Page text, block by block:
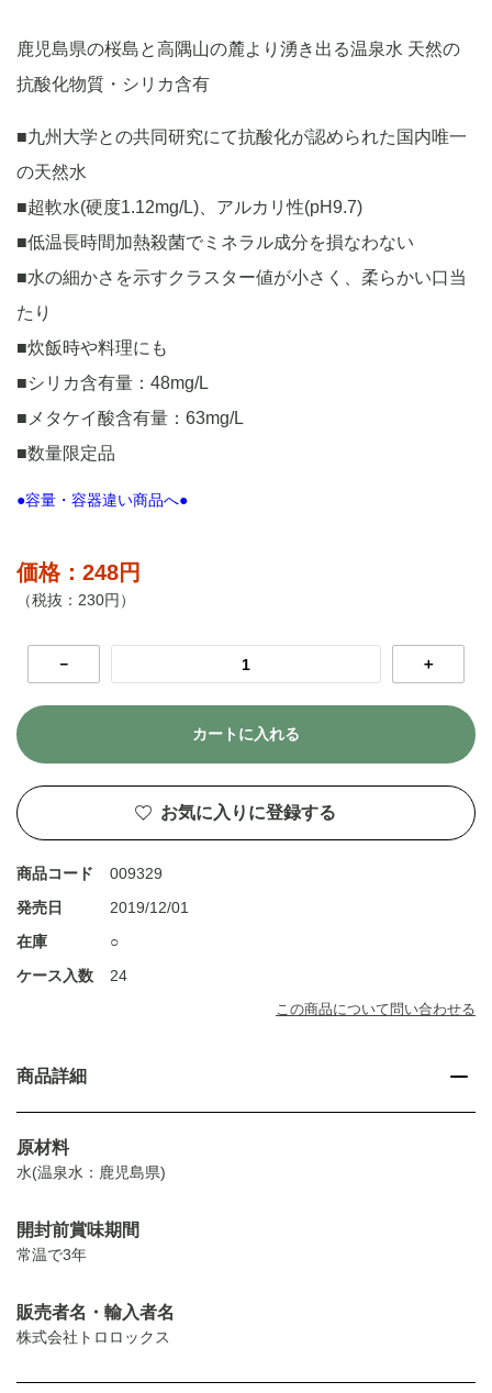
鹿児島県の桜島と高隅山の麓より湧き出る温泉水 天然の
抗酸化物質・シリカ含有
■九州大学との共同研究にて抗酸化が認められた国内唯一
の天然水
■超軟水(硬度1.12mg/L)、アルカリ性(pH9.7)
■低温長時間加熱殺菌でミネラル成分を損なわない
■水の細かさを示すクラスター値が小さく、柔らかい口当
たり
■炊飯時や料理にも
■シリカ含有量：48mg/L
■メタケイ酸含有量：63mg/L
■数量限定品
●容量・容器違い商品へ●
価格：248円
（税抜：230円）
－ ＋
カートに入れる
お気に入りに登録する
商品コード
009329
発売日
2019/12/01
在庫
○
ケース入数
24
この商品について問い合わせる
商品詳細
原材料
水(温泉水：鹿児島県)
開封前賞味期間
常温で3年
販売者名・輸入者名
株式会社トロロックス